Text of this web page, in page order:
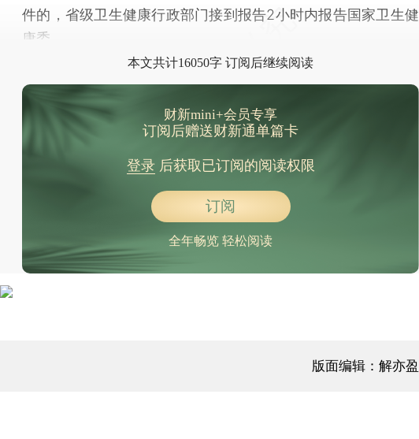
件的，省级卫生健康行政部门接到报告2小时内报告国家卫生健
康委。
本文共计16050字 订阅后继续阅读
财新mini+会员专享
订阅后赠送财新通单篇卡
登录后获取已订阅的阅读权限
订阅
全年畅览 轻松阅读
版面编辑：解亦盈